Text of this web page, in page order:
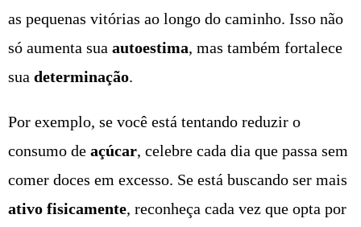
as pequenas vitórias ao longo do caminho. Isso não
só aumenta sua autoestima, mas também fortalece
sua determinação.
Por exemplo, se você está tentando reduzir o
consumo de açúcar, celebre cada dia que passa sem
comer doces em excesso. Se está buscando ser mais
ativo fisicamente, reconheça cada vez que opta por